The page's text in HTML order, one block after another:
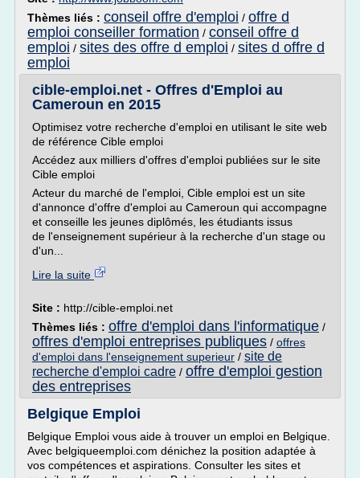
Thèmes liés : conseil offre d'emploi / offre d
emploi conseiller formation / conseil offre d
emploi / sites des offre d emploi / sites d offre d
emploi
cible-emploi.net - Offres d'Emploi au
Cameroun en 2015
Optimisez votre recherche d'emploi en utilisant le site web
de référence Cible emploi
Accédez aux milliers d'offres d'emploi publiées sur le site
Cible emploi
Acteur du marché de l'emploi, Cible emploi est un site
d'annonce d'offre d'emploi au Cameroun qui accompagne
et conseille les jeunes diplômés, les étudiants issus
de l'enseignement supérieur à la recherche d'un stage ou
d'un...
Lire la suite
Site : http://cible-emploi.net
Thèmes liés : offre d'emploi dans l'informatique /
offres d'emploi entreprises publiques / offres
d'emploi dans l'enseignement superieur / site de
recherche d'emploi cadre / offre d'emploi gestion
des entreprises
Belgique Emploi
Belgique Emploi vous aide à trouver un emploi en Belgique.
Avec belgiqueemploi.com dénichez la position adaptée à
vos compétences et aspirations. Consulter les sites et